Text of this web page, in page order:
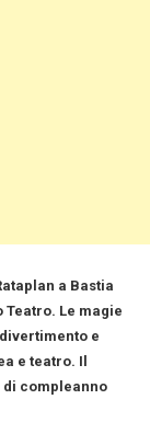
a Bastia
Le magie
e
e teatro. Il
di compleanno